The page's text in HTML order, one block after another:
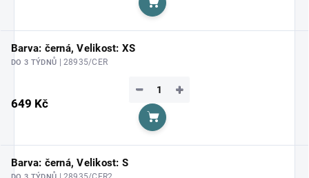
Do košíku
Barva: černá, Velikost: XS
DO 3 TÝDNŮ | 28935/CER
649 Kč
+
−
Do košíku
Barva: černá, Velikost: S